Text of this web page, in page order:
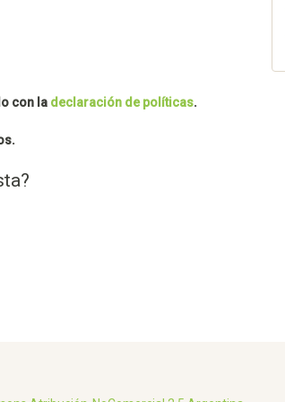
con la declaración de políticas.